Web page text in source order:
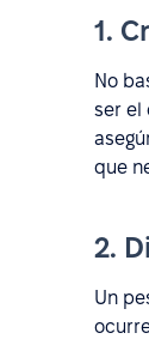
1.
No
ser el
que
2.
Un